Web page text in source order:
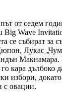
от седем
Big Wave
се събират за
Лукас
Макнамара.
кара дълбоко
избори,
с овации.